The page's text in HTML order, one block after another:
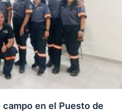
en el Puesto de